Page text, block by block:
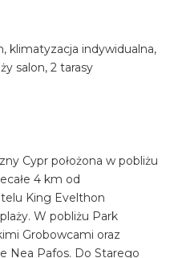
klimatyzacja indywidualna,
salon, 2 tarasy
Cypr położona w pobliżu
4 km od
King Evelthon
W pobliżu Park
Grobowcami oraz
Nea Pafos. Do Starego